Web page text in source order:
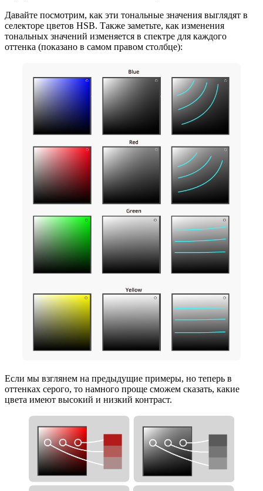
Давайте посмотрим, как эти тональные значения выглядят в
селекторе цветов HSB. Также заметьте, как изменения
тональных значений изменяется в спектре для каждого
оттенка (показано в самом правом столбце):
Если мы взглянем на предыдущие примеры, но теперь в
оттенках серого, то намного проще сможем сказать, какие
цвета имеют высокий и низкий контраст.